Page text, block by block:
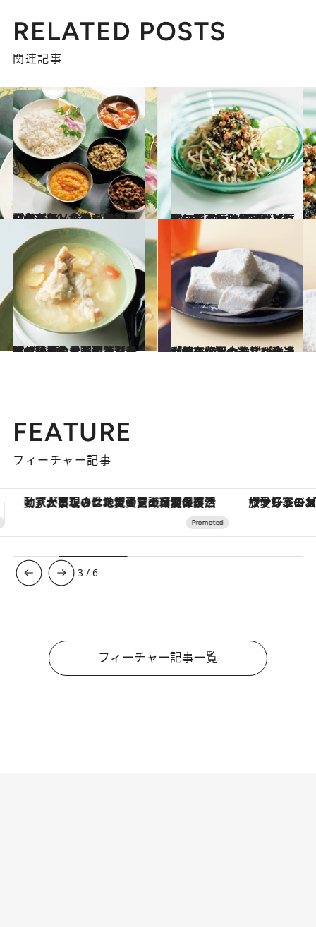
RELATED POSTS
関連記事
2026.6.20
【保存版】食通が推すスパイスカレーから老舗の佃煮まで。食欲をそそる夏のグルメギフト4選
贈りもの 2026.6.20
今年の夏麺は“変化球”で。プロが厳選した、ヘルシーかつ最高に美味しい麺＆トッピング【夏ギフト・お取り寄せ】
贈りもの
2026.6.20
まさに「食べる薬箱」！ プロ絶賛の参鶏湯と滋養粥で猛暑を乗り切る【養生ごはんとお粥のお取り寄せ】3選
贈りもの 2026.6.20
【保存版】センスが光る「端正なお中元」。食通が選ぶ、夏の挨拶にふさわしい“涼”の逸品3選
贈りもの
FEATURE
フィーチャー記事
ヴァシュロン・コンスタンタン「オーヴァーシーズ・オートマティック」。旅愛好家のお気に入りコレクションから、ジェンダーレスな新作が登場
3 /6
フィーチャー記事一覧